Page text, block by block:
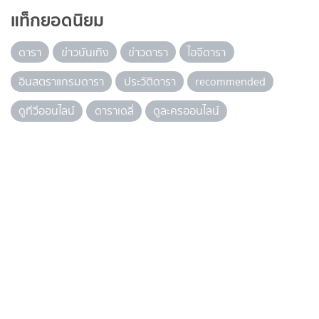
แท็กยอดนิยม
ดารา ข่าวบันเทิง ข่าวดารา
ไอจีดารา
อินสตราแกรมดารา
ประวัติดารา
recommended
ดูทีวีออนไลน์
ดาราเดลี่ ดูละครออนไลน์